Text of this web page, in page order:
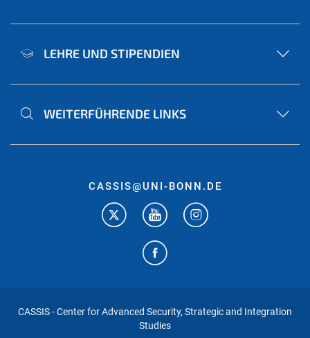
LEHRE UND STIPENDIEN
WEITERFÜHRENDE LINKS
CASSIS@UNI-BONN.DE
CASSIS - Center for Advanced Security, Strategic and Integration
Studies